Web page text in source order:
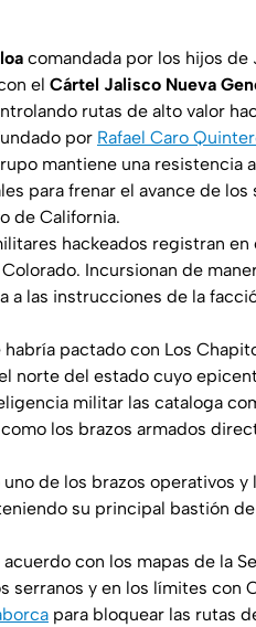
comandada por los hijos de
el Cártel Jalisco Nueva
rutas de alto valor
por Rafael Caro
mantiene una resistencia
para frenar el avance de los
de California.
hackeados registran en
Incursionan de
a las instrucciones de la
pactado con Los
norte del estado cuyo
militar las cataloga
los brazos armados
de los brazos operativos y
su principal bastión
con los mapas de la
serranos y en los límites con
para bloquear las rutas